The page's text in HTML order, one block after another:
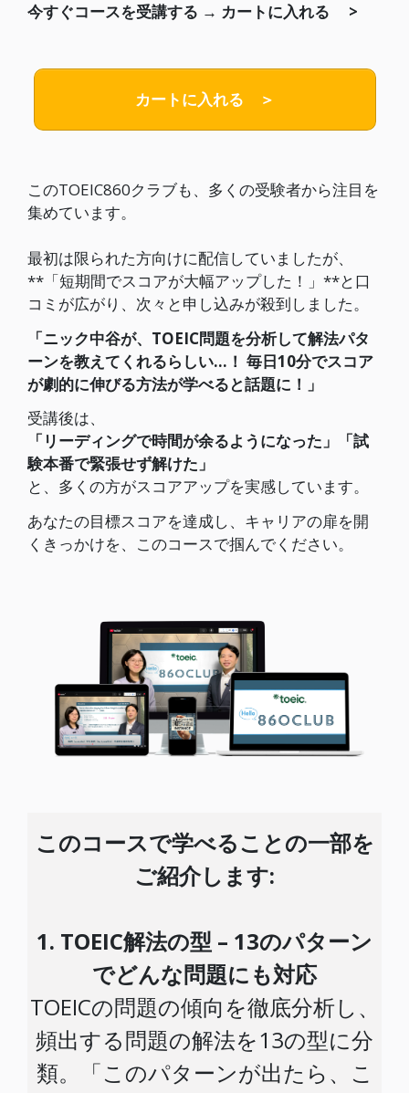
今すぐコースを受講する → カートに入れる >
カートに入れる ＞
このTOEIC860クラブも、多くの受験者から注目を
集めています。
最初は限られた方向けに配信していましたが、
**「短期間でスコアが大幅アップした！」**と口
コミが広がり、次々と申し込みが殺到しました。
「ニック中谷が、TOEIC問題を分析して解法パタ
ーンを教えてくれるらしい…！ 毎日10分でスコア
が劇的に伸びる方法が学べると話題に！」
受講後は、
「リーディングで時間が余るようになった」「試
験本番で緊張せず解けた」
と、多くの方がスコアアップを実感しています。
あなたの目標スコアを達成し、キャリアの扉を開
くきっかけを、このコースで掴んでください。
このコースで学べることの一部を
ご紹介します:
1. TOEIC解法の型 – 13のパターン
でどんな問題にも対応
TOEICの問題の傾向を徹底分析し、
頻出する問題の解法を13の型に分
類。「このパターンが出たら、こ